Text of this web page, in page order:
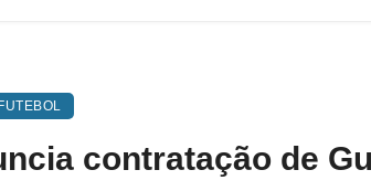
FUTEBOL
contratação de